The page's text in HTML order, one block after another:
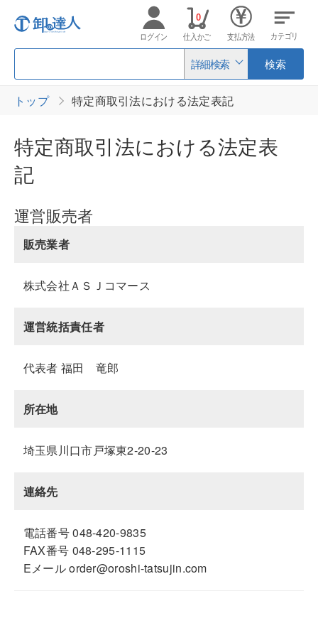
詳細検索 検索
ログイン 仕入かご
0
支払方法 カテゴリ
トップ 特定商取引法における法定表記
特定商取引法における法定表
記
運営販売者
販売業者
株式会社ＡＳＪコマース
運営統括責任者
代表者 福田 竜郎
所在地
埼玉県川口市戸塚東2-20-23
連絡先
電話番号 048-420-9835
FAX番号 048-295-1115
Eメール order@oroshi-tatsujin.com